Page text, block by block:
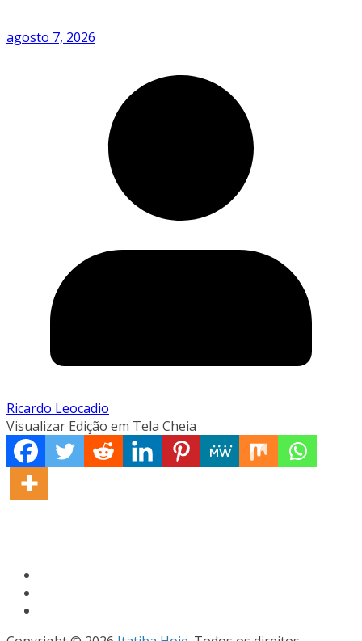
agosto 7, 2026
Ricardo Leocadio
Visualizar Edição em Tela Cheia